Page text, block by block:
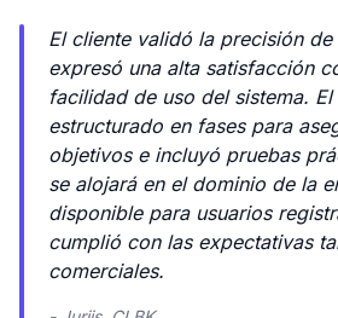
El cliente validó la precisión
expresó una alta satisfacción
facilidad de uso del sistema.
estructurado en fases para
objetivos e incluyó pruebas
se alojará en el dominio de la
disponible para usuarios
cumplió con las expectativas
comerciales.